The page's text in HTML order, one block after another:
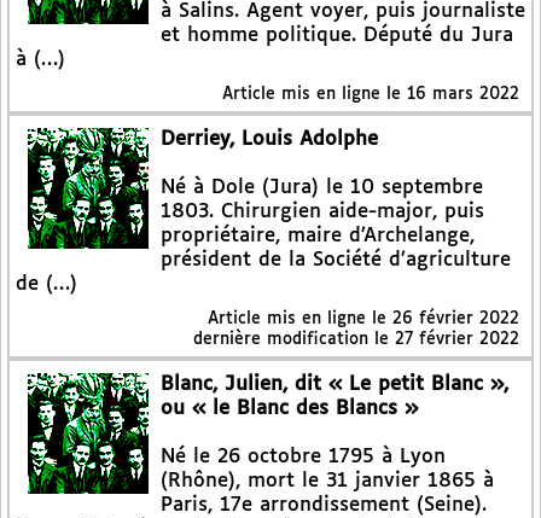
à Salins. Agent voyer, puis journaliste
et homme politique. Député du Jura
à (…)
Article mis en ligne le 16 mars 2022
Derriey, Louis Adolphe
Né à Dole (Jura) le 10 septembre
1803. Chirurgien aide-major, puis
propriétaire, maire d’Archelange,
président de la Société d’agriculture
de (…)
Article mis en ligne le 26 février 2022
dernière modification le 27 février 2022
Blanc, Julien, dit « Le petit Blanc »,
ou « le Blanc des Blancs »
Né le 26 octobre 1795 à Lyon
(Rhône), mort le 31 janvier 1865 à
Paris, 17e arrondissement (Seine).